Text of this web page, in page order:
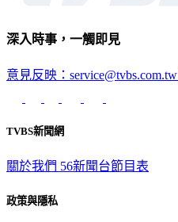
深入時事，一觸即見
意見反映：service@tvbs.com.tw
TVBS新聞網
關於我們 56新聞台節目表
政策與隱私